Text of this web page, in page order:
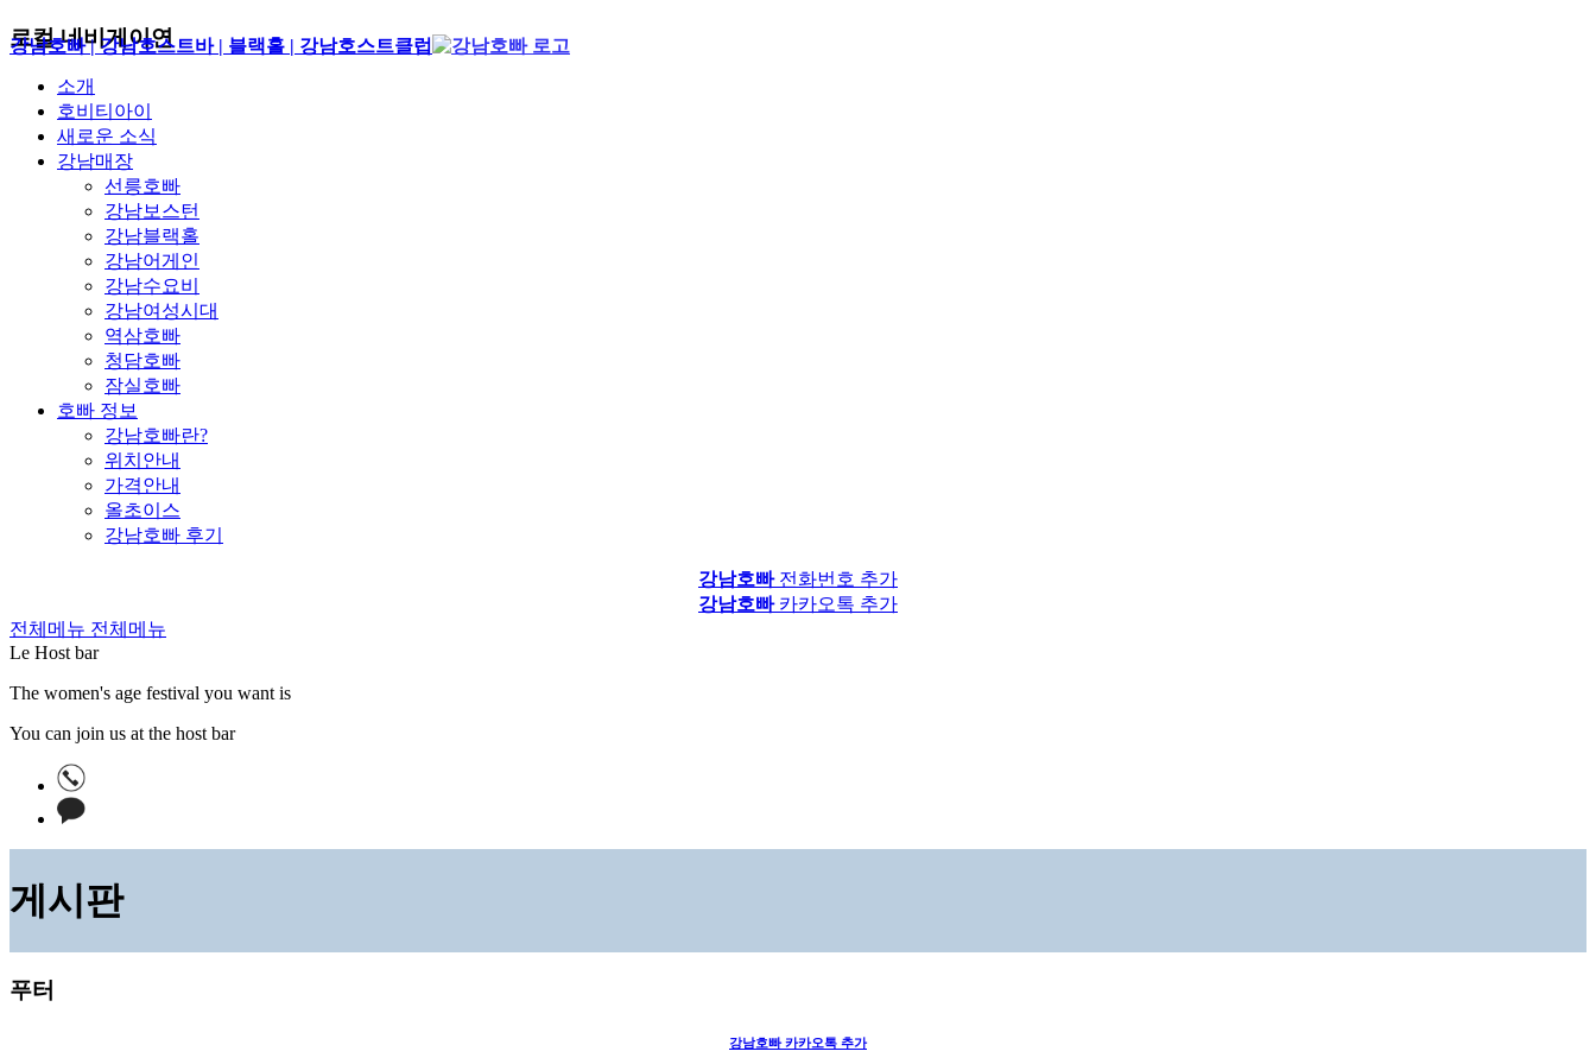
강남호빠 | 강남호스트바 | 블랙홀 | 강남호스트클럽
로컬 네비게이연
소개
호비티아이
새로운 소식
강남매장
선릉호빠
강남보스턴
강남블랙홀
강남어게인
강남수요비
강남여성시대
역삼호빠
청담호빠
잠실호빠
호빠 정보
강남호빠란?
위치안내
가격안내
올초이스
강남호빠 후기
강남호빠전화번호 추가
강남호빠카카오톡 추가
전체메뉴 전체메뉴
Le Host bar
The women's age festival you want is
You can join us at the host bar
게시판
푸터
강남호빠카카오톡 추가